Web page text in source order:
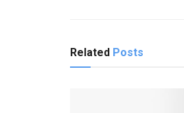
Related Posts